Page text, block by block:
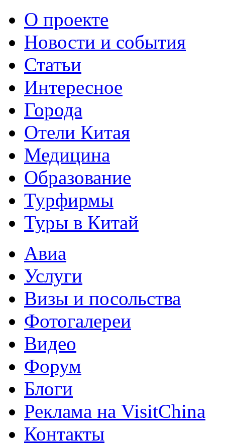
О проекте
Новости и события
Статьи
Интересное
Города
Отели Китая
Медицина
Образование
Турфирмы
Туры в Китай
Авиа
Услуги
Визы и посольства
Фотогалереи
Видео
Форум
Блоги
Реклама на VisitChina
Контакты